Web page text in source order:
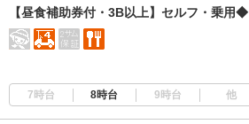
【昼食補助券付・3B以上】セルフ・乗用◆
7時台 8時台 9時台 他